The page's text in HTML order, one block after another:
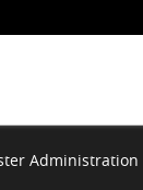
Administration